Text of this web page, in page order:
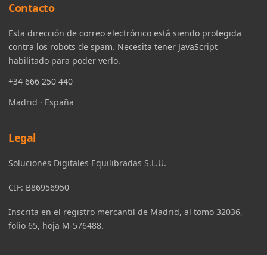
Contacto
Esta dirección de correo electrónico está siendo protegida
contra los robots de spam. Necesita tener JavaScript
habilitado para poder verlo.
+34 666 250 440
Madrid · España
Legal
Soluciones Digitales Equilibradas S.L.U.
CIF: B86956950
Inscrita en el registro mercantil de Madrid, al tomo 32036,
folio 65, hoja M-576488.